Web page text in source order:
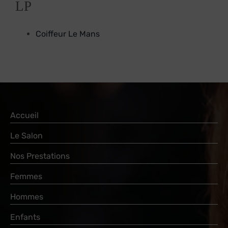
LP
Coiffeur Le Mans
Accueil
Le Salon
Nos Prestations
Femmes
Hommes
Enfants